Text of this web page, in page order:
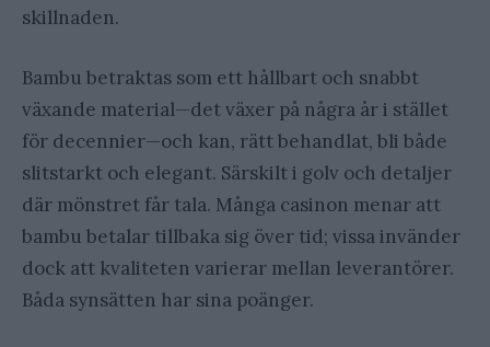
skillnaden.
Bambu betraktas som ett hållbart och snabbt
växande material—det växer på några år i stället
för decennier—och kan, rätt behandlat, bli både
slitstarkt och elegant. Särskilt i golv och detaljer
där mönstret får tala. Många casinon menar att
bambu betalar tillbaka sig över tid; vissa invänder
dock att kvaliteten varierar mellan leverantörer.
Båda synsätten har sina poänger.